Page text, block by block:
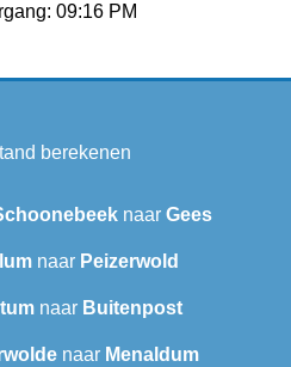
09:16 PM
berekenen
naar Gees
naar Peizerwold
naar Buitenpost
naar Menaldum